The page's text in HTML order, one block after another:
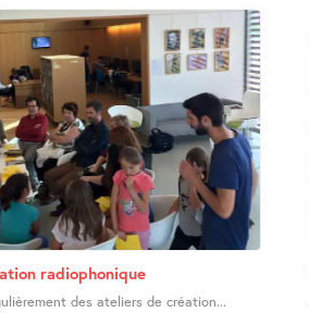
radiophonique
des ateliers de création...